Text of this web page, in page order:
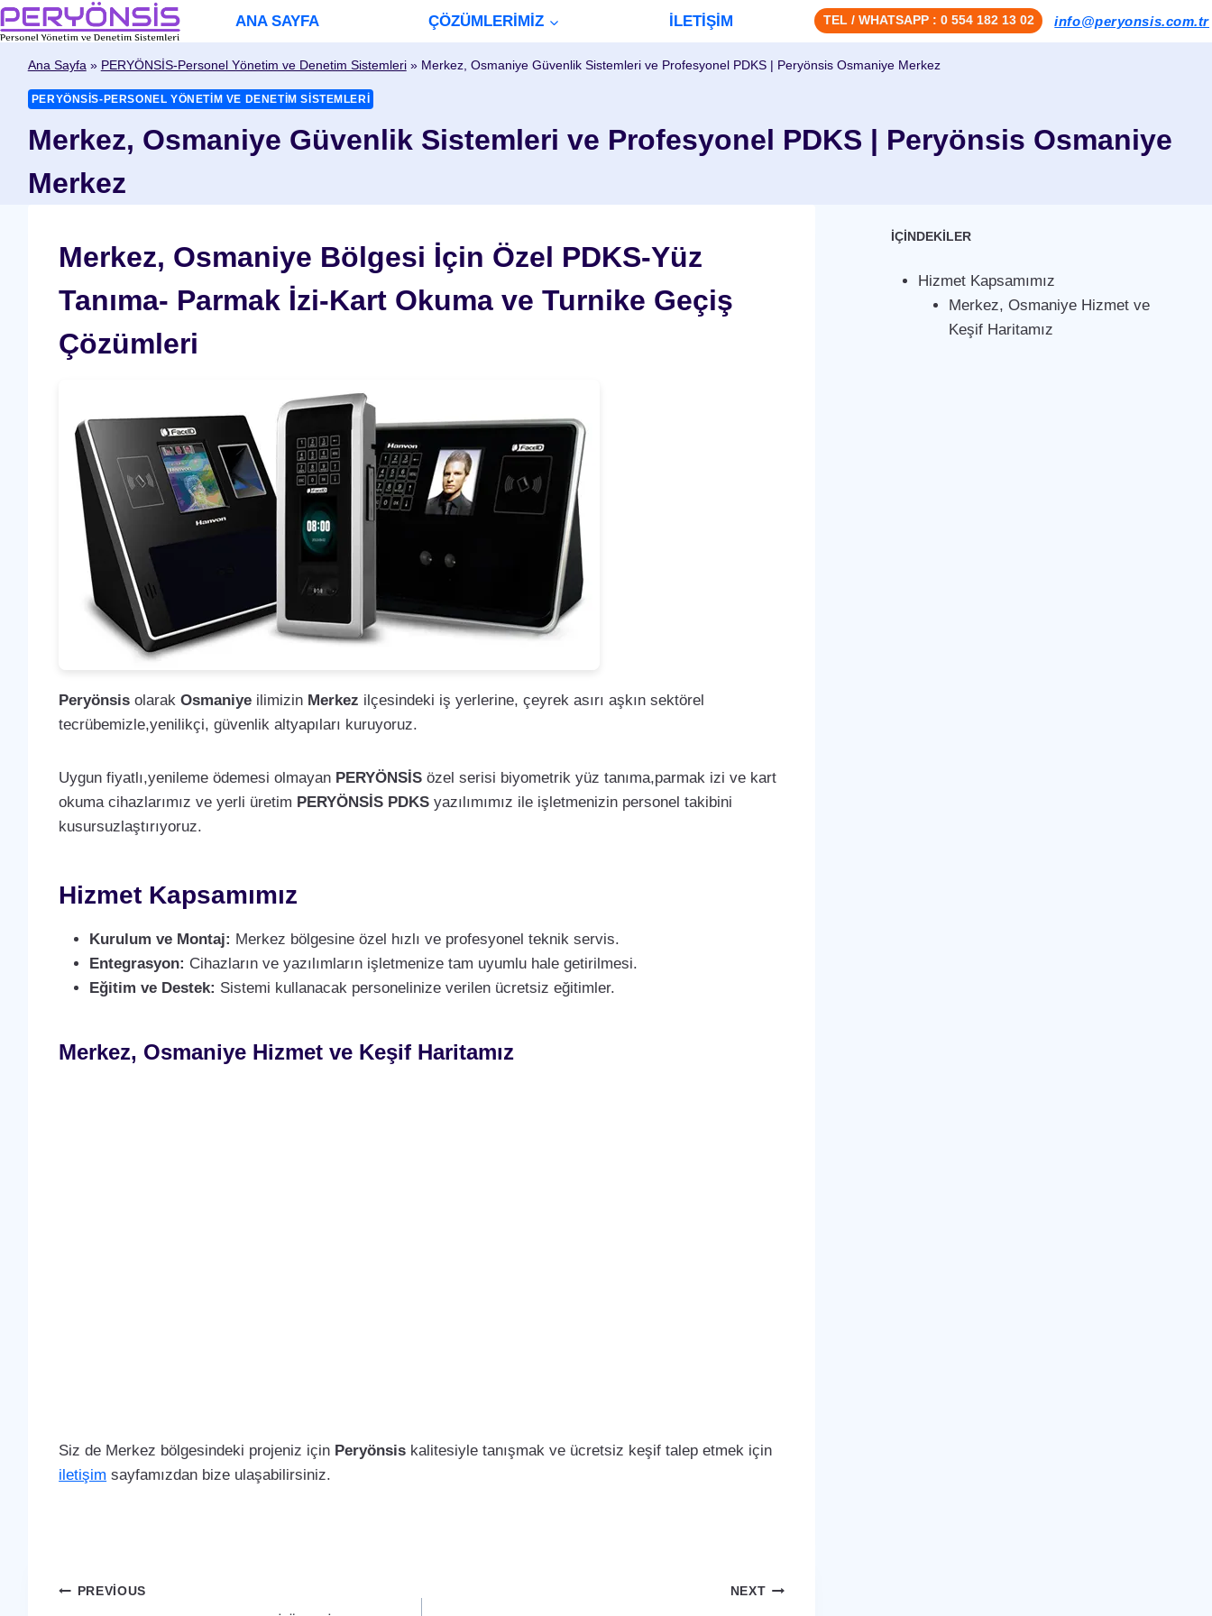
Skip
to
content
ANA SAYFA ÇÖZÜMLERİMİZ İLETİŞİM TEL / WHATSAPP : 0 554 182 13 02 info@peryonsis.com.tr
Ana Sayfa» PERYÖNSİS-Personel Yönetim ve Denetim Sistemleri» Merkez, Osmaniye Güvenlik Sistemleri ve Profesyonel PDKS | Peryönsis Osmaniye Merkez
PERYÖNSİS-PERSONEL YÖNETIM VE DENETIM SISTEMLERI
Merkez, Osmaniye Güvenlik Sistemleri ve Profesyonel PDKS | Peryönsis Osmaniye
Merkez
Merkez, Osmaniye Bölgesi İçin Özel PDKS-Yüz
Tanıma- Parmak İzi-Kart Okuma ve Turnike Geçiş
Çözümleri
Peryönsis olarakOsmaniye ilimizin Merkez ilçesindeki iş yerlerine, çeyrek asırı aşkın sektörel
tecrübemizle,yenilikçi, güvenlik altyapıları kuruyoruz.
Uygun fiyatlı,yenileme ödemesi olmayan PERYÖNSİS özel serisi biyometrik yüz tanıma,parmak izi ve kart
okuma cihazlarımız ve yerli üretim PERYÖNSİS PDKS yazılımımız ile işletmenizin personel takibini
kusursuzlaştırıyoruz.
Hizmet Kapsamımız
Kurulum ve Montaj: Merkez bölgesine özel hızlı ve profesyonel teknik servis.
Entegrasyon: Cihazların ve yazılımların işletmenize tam uyumlu hale getirilmesi.
Eğitim ve Destek: Sistemi kullanacak personelinize verilen ücretsiz eğitimler.
Merkez, Osmaniye Hizmet ve Keşif Haritamız
Siz de Merkez bölgesindeki projeniz için Peryönsis kalitesiyle tanışmak ve ücretsiz keşif talep etmek için
iletişim sayfamızdan bize ulaşabilirsiniz.
Yazı
PREVIOUS NEXT
İÇİNDEKİLER
Hizmet Kapsamımız
Merkez, Osmaniye Hizmet ve
Keşif Haritamız